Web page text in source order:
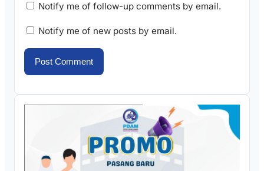
Notify me of follow-up comments by email.
Notify me of new posts by email.